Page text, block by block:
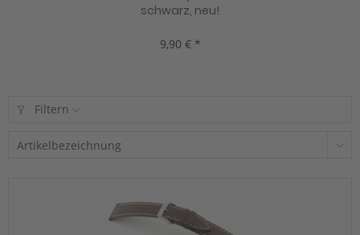
schwarz, neu!
9,90 € *
Filtern